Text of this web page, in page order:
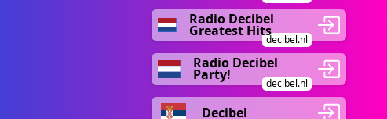
Radio Decibel
Greatest Hits
decibel.nl
Radio Decibel
Party!
decibel.nl
Decibel